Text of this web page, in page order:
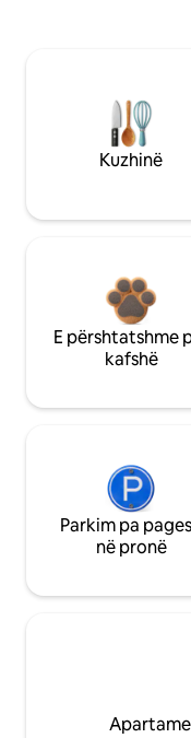
Kuzhinë
E përshtatshme
kafshë
Parkim pa
në pronë